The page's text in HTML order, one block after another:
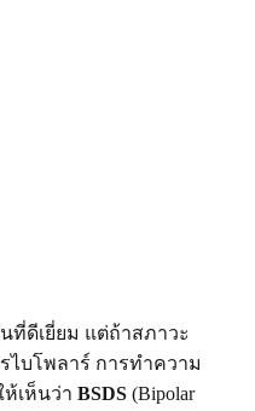
ดีเยี่ยม แต่ถ้าสภาวะ
บโพลาร์ การทำความ
เห็นว่า BSDS (Bipolar